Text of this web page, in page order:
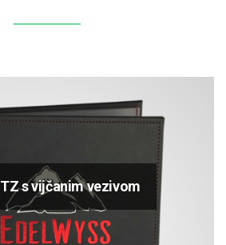
s vijčanim vezivom